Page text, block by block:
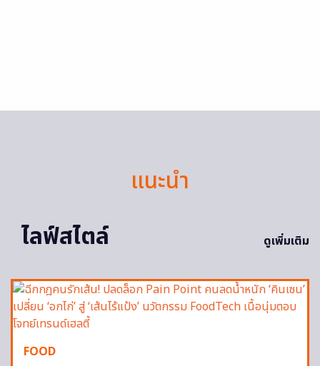
แนะนำ
ไลฟ์สไตล์
ดูเพิ่มเติม
FOOD